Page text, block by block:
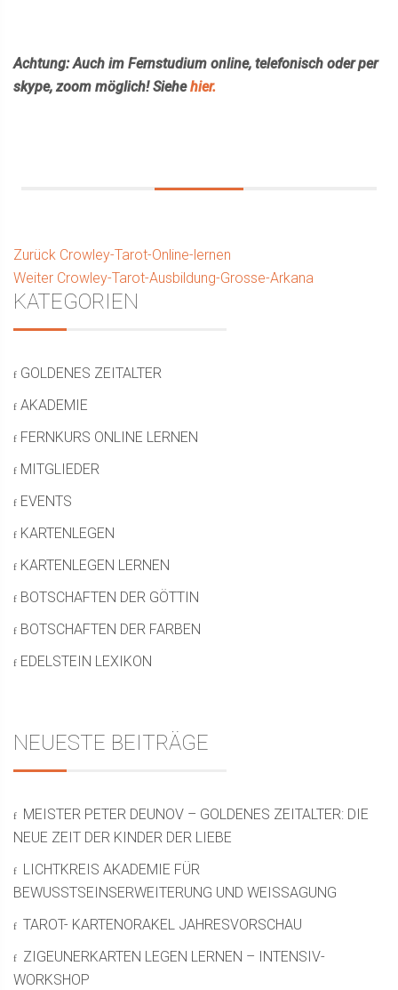
Achtung: Auch im Fernstudium online, telefonisch oder per
skype, zoom möglich! Siehehier.
Beitragsnavigation
Zurück Vorhergehender
Beitrag:
Crowley-Tarot-Online-lernen
Weiter Nächster
Beitrag:
Crowley-Tarot-Ausbildung-Grosse-Arkana
Seitenleiste
KATEGORIEN
GOLDENES ZEITALTER
AKADEMIE
FERNKURS ONLINE LERNEN
MITGLIEDER
EVENTS
KARTENLEGEN
KARTENLEGEN LERNEN
BOTSCHAFTEN DER GÖTTIN
BOTSCHAFTEN DER FARBEN
EDELSTEIN LEXIKON
NEUESTE BEITRÄGE
MEISTER PETER DEUNOV – GOLDENES ZEITALTER: DIE
NEUE ZEIT DER KINDER DER LIEBE
LICHTKREIS AKADEMIE FÜR
BEWUSSTSEINSERWEITERUNG UND WEISSAGUNG
TAROT- KARTENORAKEL JAHRESVORSCHAU
ZIGEUNERKARTEN LEGEN LERNEN – INTENSIV-
WORKSHOP